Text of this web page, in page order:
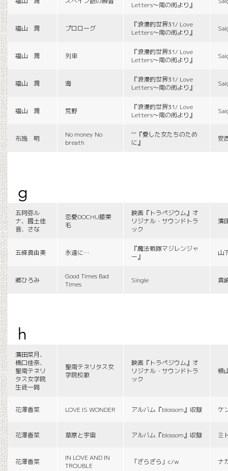
Letters〜南の街より』
福山 潤 プロローグ
『浪漫的世界31/ Love
Letters〜南の街より』
福山 潤 列車
『浪漫的世界31/ Love
Letters〜南の街より』
福山 潤 海
『浪漫的世界31/ Love
Letters〜南の街より』
福山 潤 荒野
『浪漫的世界31/ Love
Letters〜南の街より』
布施 明
No money No
breath
““『愛した女たちのため
に』
安
g
五阿弥ル
ナ、國土佳
音、さな
恋愛DOCHU膝栗
毛
映画『トラペジウム』オ
リジナル・サウンドトラ
ック
濱
五條真由美 永遠に…
『魔法戦隊マジレンジャ
ー』
山
郷ひろみ
Good Times Bad
Times
Single 真
h
濱田菜月、
橋口佳奈、
聖南テネリ
タス女学院
生徒一同
聖南テネリタス女
学院校歌
映画『トラペジウム』オ
リジナル・サウンドトラ
ック
横
花澤香菜 LOVE IS WONDER アルバム『blossom』収録 ケ
花澤香菜 草原と宇宙 アルバム『blossom』収録 ミ
花澤香菜
IN LOVE AND IN
TROUBLE
「ざらざら」c/w ナ